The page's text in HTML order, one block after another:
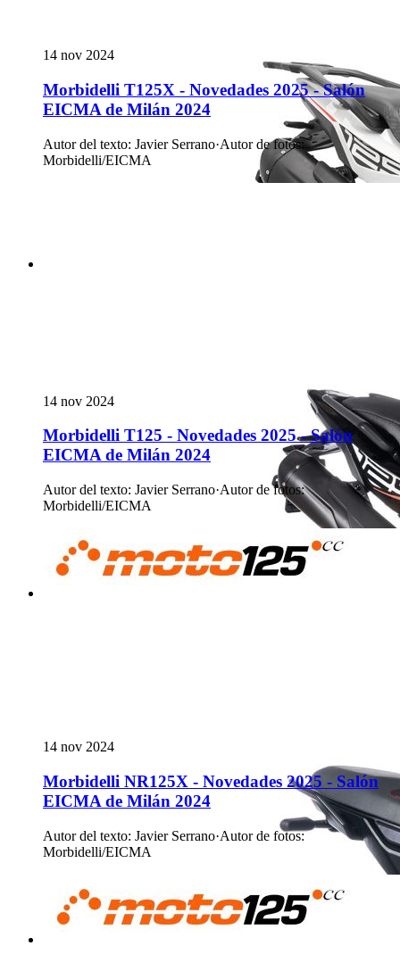
14 nov 2024
Morbidelli T125X - Novedades 2025 - Salón
EICMA de Milán 2024
Autor del texto: Javier Serrano·Autor de fotos:
Morbidelli/EICMA
14 nov 2024
Morbidelli T125 - Novedades 2025 - Salón
EICMA de Milán 2024
Autor del texto: Javier Serrano·Autor de fotos:
Morbidelli/EICMA
14 nov 2024
Morbidelli NR125X - Novedades 2025 - Salón
EICMA de Milán 2024
Autor del texto: Javier Serrano·Autor de fotos:
Morbidelli/EICMA